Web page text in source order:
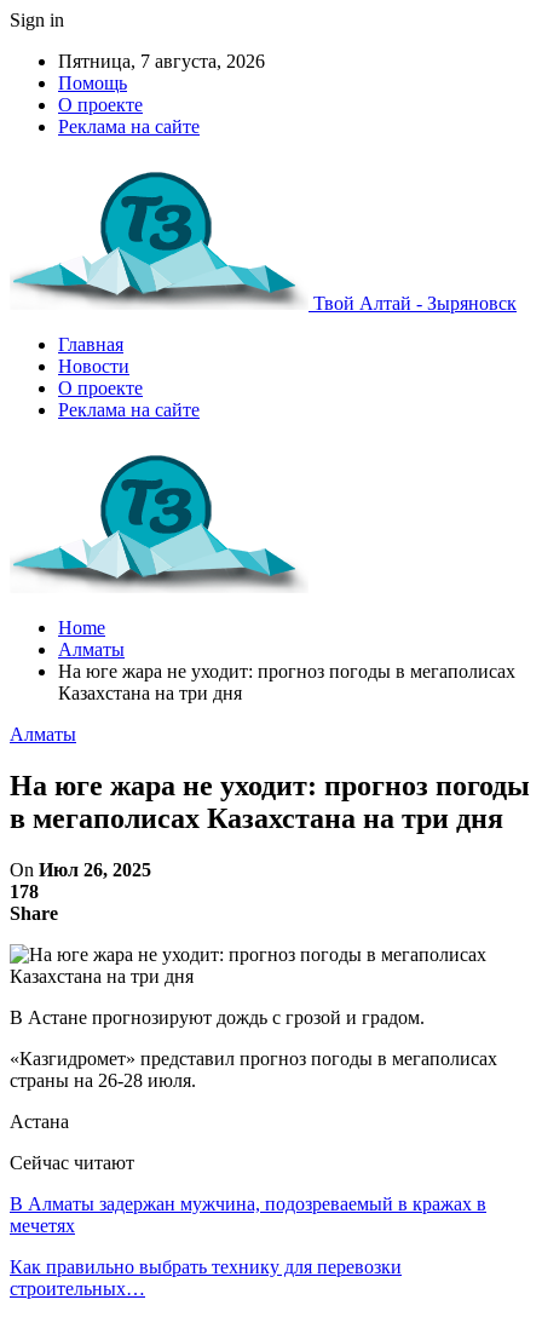
Sign in
Пятница, 7 августа, 2026
Помощь
О проекте
Реклама на сайте
Твой Алтай - Зыряновск
Главная
Новости
О проекте
Реклама на сайте
Home
Алматы
На юге жара не уходит: прогноз погоды в мегаполисах
Казахстана на три дня
Алматы
На юге жара не уходит: прогноз погоды
в мегаполисах Казахстана на три дня
On Июл 26, 2025
178
Share
В Астане прогнозируют дождь с грозой и градом.
«Казгидромет» представил прогноз погоды в мегаполисах
страны на 26-28 июля.
Астана
Сейчас читают
В Алматы задержан мужчина, подозреваемый в кражах в
мечетях
Как правильно выбрать технику для перевозки
строительных…